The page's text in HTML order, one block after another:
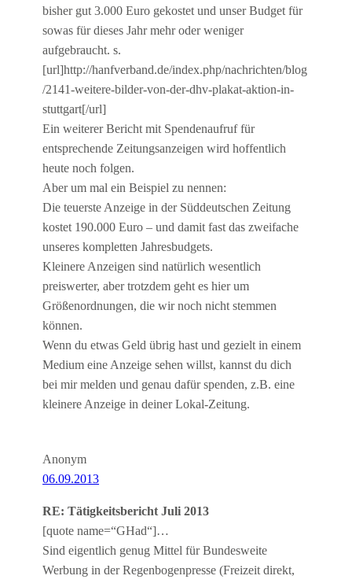
bisher gut 3.000 Euro gekostet und unser Budget für
sowas für dieses Jahr mehr oder weniger
aufgebraucht. s.
[url]http://hanfverband.de/index.php/nachrichten/blog
/2141-weitere-bilder-von-der-dhv-plakat-aktion-in-
stuttgart[/url]
Ein weiterer Bericht mit Spendenaufruf für
entsprechende Zeitungsanzeigen wird hoffentlich
heute noch folgen.
Aber um mal ein Beispiel zu nennen:
Die teuerste Anzeige in der Süddeutschen Zeitung
kostet 190.000 Euro – und damit fast das zweifache
unseres kompletten Jahresbudgets.
Kleinere Anzeigen sind natürlich wesentlich
preiswerter, aber trotzdem geht es hier um
Größenordnungen, die wir noch nicht stemmen
können.
Wenn du etwas Geld übrig hast und gezielt in einem
Medium eine Anzeige sehen willst, kannst du dich
bei mir melden und genau dafür spenden, z.B. eine
kleinere Anzeige in deiner Lokal-Zeitung.
Anonym
06.09.2013
RE: Tätigkeitsbericht Juli 2013
[quote name=“GHad“]…
Sind eigentlich genug Mittel für Bundesweite
Werbung in der Regenbogenpresse (Freizeit direkt,